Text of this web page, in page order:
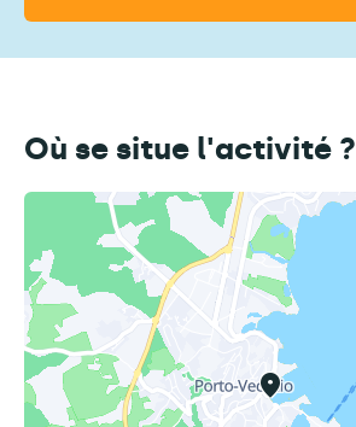
Où se situe l'activité ?